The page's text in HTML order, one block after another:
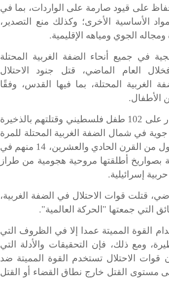
على قيود صارمة على الواردات، بما في
الأساسية الأخرى؛ وكذلك منع التصدير،
الجوي ومياهه الإقليمية.
في جميع أنحاء الضفة الغربية المحتلة
العام الماضي، قتل جنود الاحتلال
في الضفة الغربية المحتلة، بما فيها القدس، وفقًا
الأطفال.
فقد أطلقت قوات الاحتلال والمستوطنون النار على 102 طفل فلسطيني وقتلتهم بالذخيرة
بهجمات جوية في شمال الضفة الغربية المحتلة للمرة
الأولى منذ الانتفاضة الثانية في أوائل العقد الأول من القرن الحادي والعشرين، 14 منهم في
أطلقتها مروحية هجومية من طراز
إسرائيلية.
قتلت قوات الاحتلال في الضفة الغربية،
القوة المميتة عمدا إلا في الظروف التي
ومع ذلك، فإن التحقيقات والأدلة التي
قوات الاحتلال تستخدم القوة المميتة ضد
مستوى القتل خارج نطاق القضاء أو القتل